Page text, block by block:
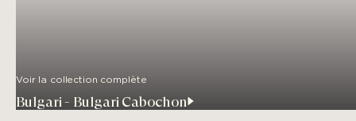
Voir la collection complète
Bulgari - Bulgari Cabochon